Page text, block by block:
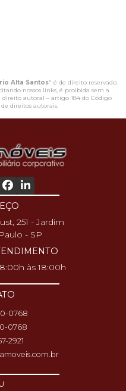
Alta Santos" é de direito reservado.
nossos links, é proibida sem a
autoral – artigo 184 do Código
de direitos autorais.
251 - Jardim
- SP
às 18:00h
0768
0768
2921